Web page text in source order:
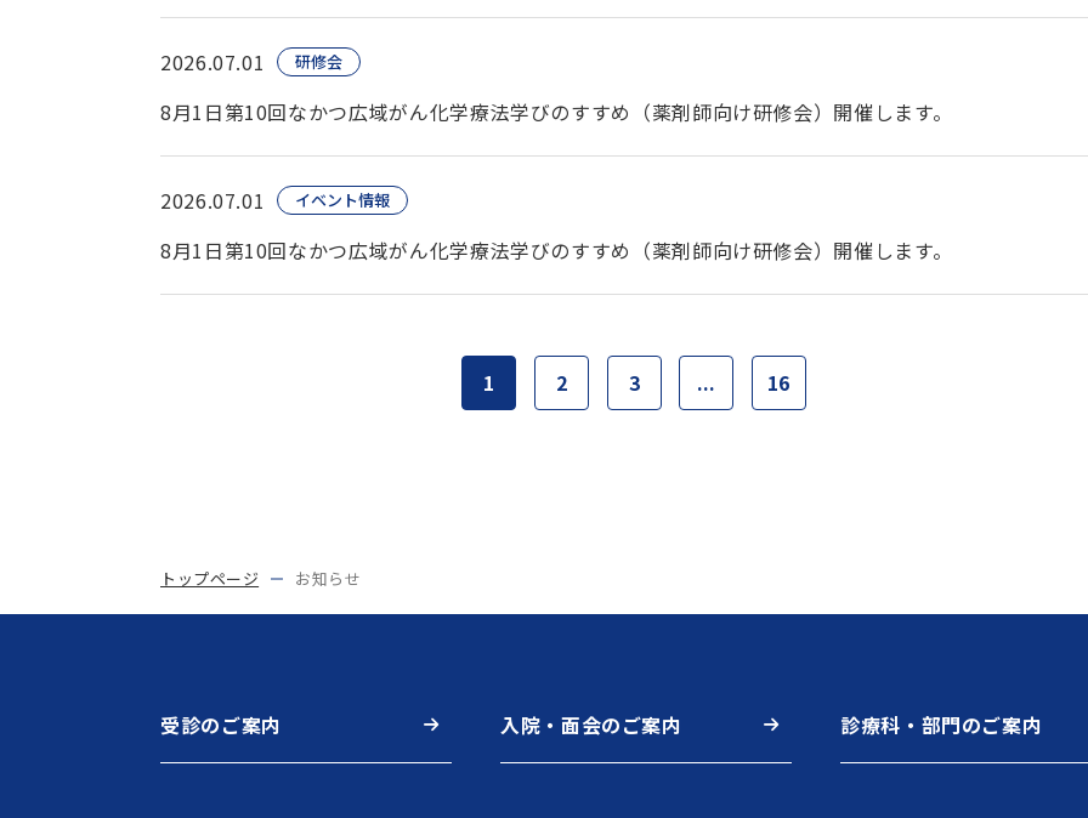
2026.07.01 研修会
8月1日第10回なかつ広域がん化学療法学びのすすめ（薬剤師向け研修会）開催します。
2026.07.01 イベント情報
8月1日第10回なかつ広域がん化学療法学びのすすめ（薬剤師向け研修会）開催します。
1 2 3 ... 16
トップページ お知らせ
受診のご案内 入院・面会のご案内 診療科・部門のご案内